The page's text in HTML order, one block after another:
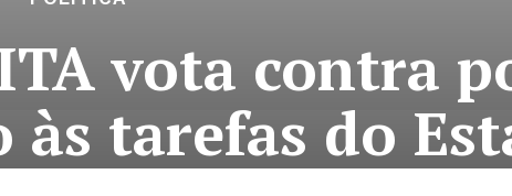
vota contra
tarefas do